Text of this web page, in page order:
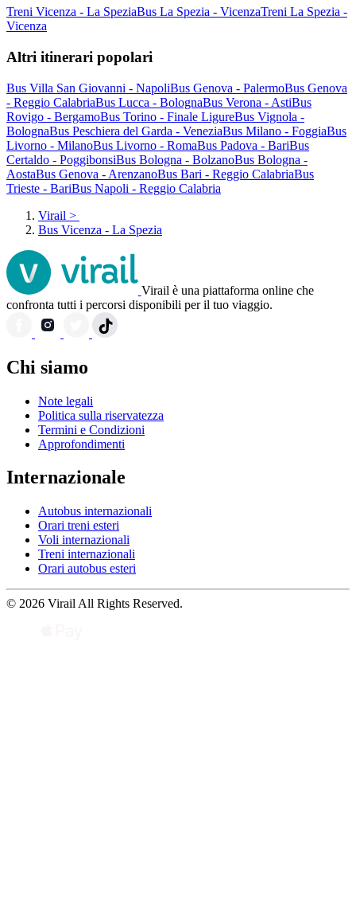
Treni Vicenza - La SpeziaBus La Spezia - VicenzaTreni La Spezia -
Vicenza
Altri itinerari popolari
Bus Villa San Giovanni - NapoliBus Genova - PalermoBus Genova
- Reggio CalabriaBus Lucca - BolognaBus Verona - AstiBus
Rovigo - BergamoBus Torino - Finale LigureBus Vignola -
BolognaBus Peschiera del Garda - VeneziaBus Milano - FoggiaBus
Livorno - MilanoBus Livorno - RomaBus Padova - BariBus
Certaldo - PoggibonsiBus Bologna - BolzanoBus Bologna -
AostaBus Genova - ArenzanoBus Bari - Reggio CalabriaBus
Trieste - BariBus Napoli - Reggio Calabria
Virail >
Bus Vicenza - La Spezia
Virail è una piattaforma online che
confronta tutti i percorsi disponibili per il tuo viaggio.
Chi siamo
Note legali
Politica sulla riservatezza
Termini e Condizioni
Approfondimenti
Internazionale
Autobus internazionali
Orari treni esteri
Voli internazionali
Treni internazionali
Orari autobus esteri
© 2026 Virail All Rights Reserved.